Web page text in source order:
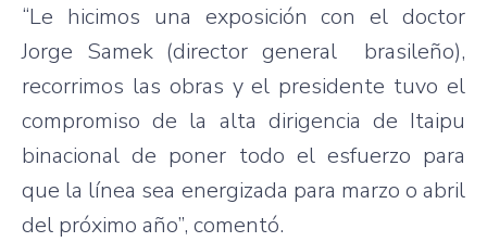
“Le hicimos una exposición con el doctor
Jorge Samek(director general brasileño),
recorrimos las obras y el presidente tuvo el
compromiso de la alta dirigencia de Itaipu
binacional de poner todo el esfuerzo para
que la línea sea energizada para marzo o abril
del próximo año”, comentó.